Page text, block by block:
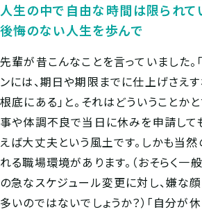
人生の中で自由な時間は限られて
後悔のない人生を歩んで
先輩が昔こんなことを言っていました。
ンには、期日や期限までに仕上げさえ
根底にある」と。それはどういうことか
事や体調不良で当日に休みを申請して
えば大丈夫という風土です。しかも当
れる職場環境があります。（おそらく一
の急なスケジュール変更に対し、嫌な
多いのではないでしょうか？）「自分が